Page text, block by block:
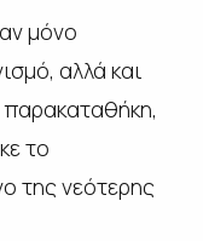
μόνο
αλλά και
παρακαταθήκη,
το
της νεότερης